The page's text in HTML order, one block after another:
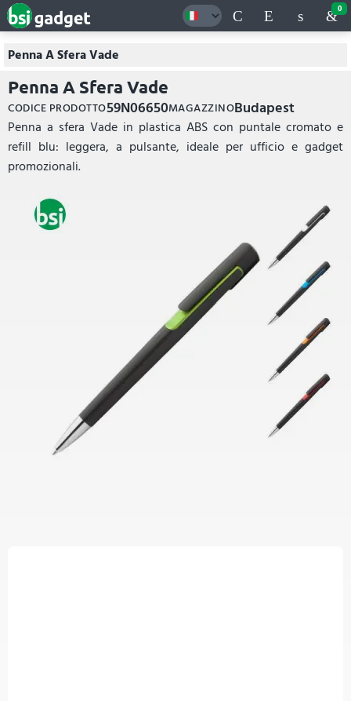
0
Penna A Sfera Vade
Penna A Sfera Vade
CODICE PRODOTTO59N06650MAGAZZINOBudapest
Penna a sfera Vade in plastica ABS con puntale cromato e
refill blu: leggera, a pulsante, ideale per ufficio e gadget
promozionali.